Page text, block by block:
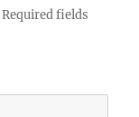
Required fields